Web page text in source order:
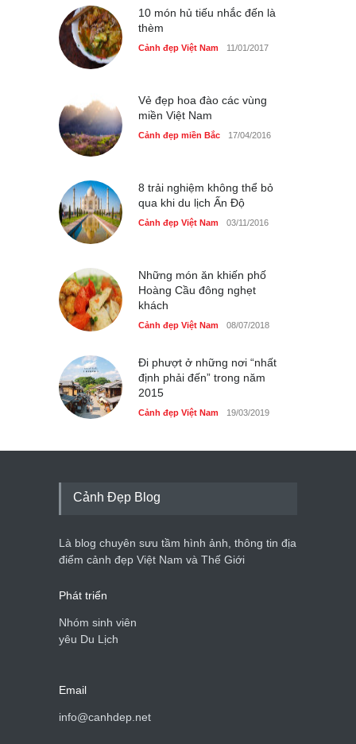
Cảnh đẹp Việt Nam 24/04/2020
Những món ăn đồng quê
10 món hủ tiếu nhắc đến là
thèm
Cảnh đẹp Việt Nam 11/01/2017
Vẻ đẹp hoa đào các vùng
miền Việt Nam
Cảnh đẹp miền Bắc 17/04/2016
8 trải nghiệm không thể bỏ
qua khi du lịch Ấn Độ
Cảnh đẹp Việt Nam 03/11/2016
Những món ăn khiến phố
Hoàng Cầu đông nghẹt
khách
Cảnh đẹp Việt Nam 08/07/2018
Đi phượt ở những nơi “nhất
định phải đến” trong năm
2015
Cảnh đẹp Việt Nam 19/03/2019
Cảnh Đẹp Blog
Là blog chuyên sưu tầm hình ảnh, thông tin địa
điểm cảnh đẹp Việt Nam và Thế Giới
Phát triển
Nhóm sinh viên
yêu Du Lịch
Email
info@canhdep.net